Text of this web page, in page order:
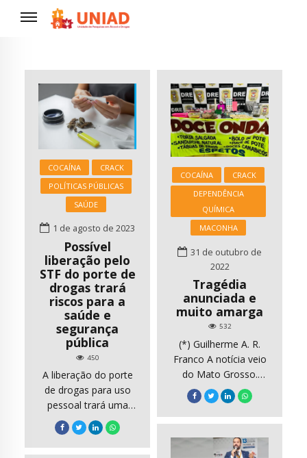
COCAÍNA
CRACK
POLÍTICAS PÚBLICAS
SAÚDE
1 de agosto de 2023
Possível
liberação pelo
STF do porte de
drogas trará
riscos para a
saúde e
segurança
pública
450
A liberação do porte
de drogas para uso
pessoal trará uma
série de problemas
de saúde e segurança
pública para o Brasil,
COCAÍNA
CRACK
DEPENDÊNCIA
QUÍMICA
MACONHA
31 de outubro de
2022
Tragédia
anunciada e
muito amarga
532
(*) Guilherme A. R.
Franco A notícia veio
do Mato Grosso.
Preso um jovem
casal que
comercializava
“doces canábicos”. É